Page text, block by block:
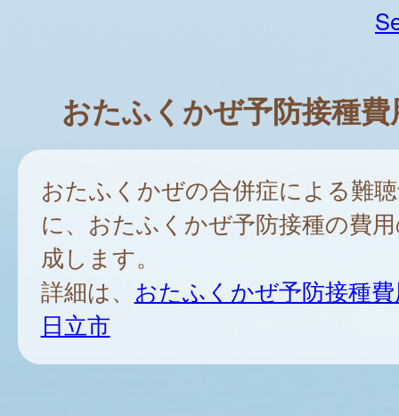
おたふくかぜ予防接種
おたふくかぜの合併症による難
に、おたふくかぜ予防接種の費
成します。
詳細は、 おたふくかぜ予防接種
日立市